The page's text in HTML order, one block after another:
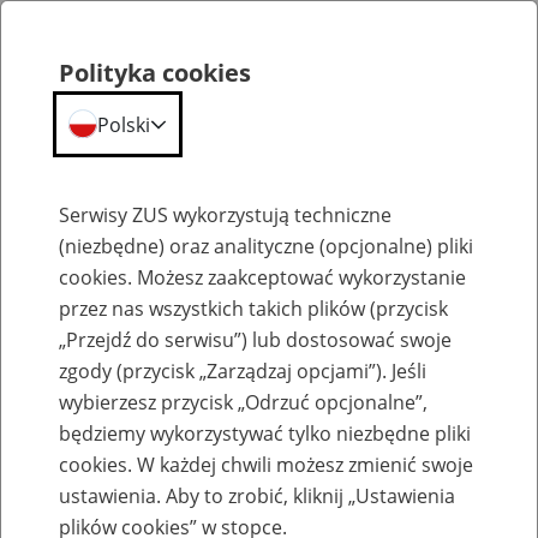
Emerytury
Baza zlikwidowanych lub
przekształconych zakładów pracy
Polityka cookies
Polski
Serwisy ZUS wykorzystują techniczne
(niezbędne) oraz analityczne (opcjonalne) pliki
cookies. Możesz zaakceptować wykorzystanie
przez nas wszystkich takich plików (przycisk
„Przejdź do serwisu”) lub dostosować swoje
zgody (przycisk „Zarządzaj opcjami”). Jeśli
wybierzesz przycisk „Odrzuć opcjonalne”,
będziemy wykorzystywać tylko niezbędne pliki
cookies. W każdej chwili możesz zmienić swoje
ustawienia. Aby to zrobić, kliknij „Ustawienia
plików cookies” w stopce.